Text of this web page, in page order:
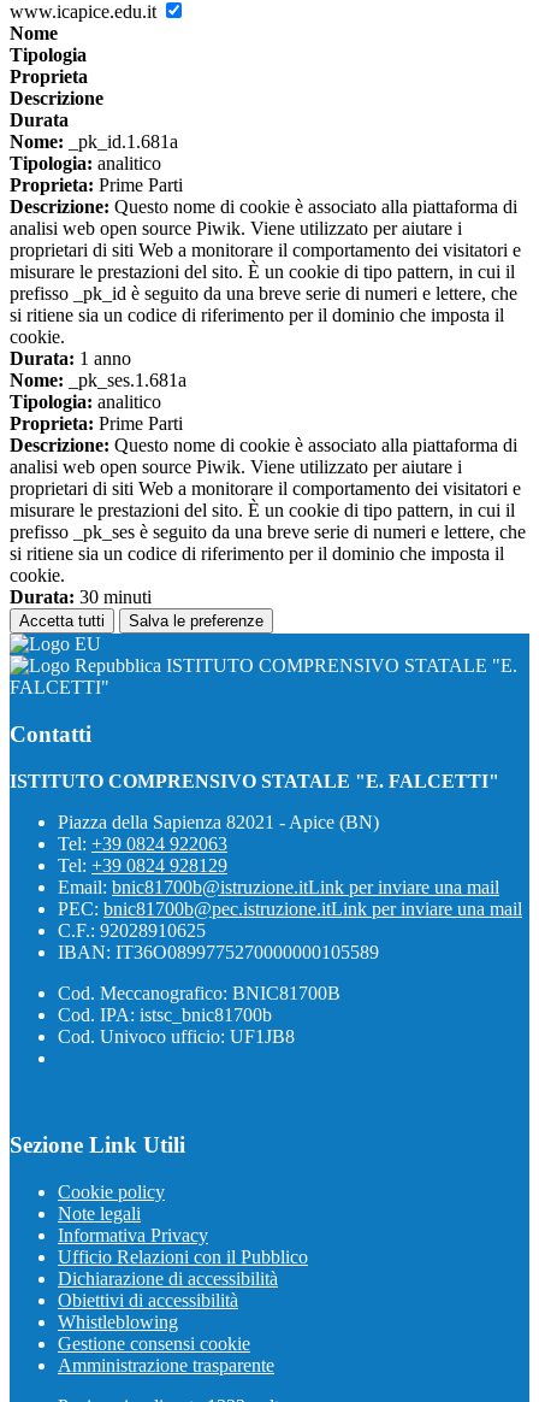
www.icapice.edu.it
Nome
Tipologia
Proprieta
Descrizione
Durata
Nome: _pk_id.1.681a
Tipologia: analitico
Proprieta: Prime Parti
Descrizione: Questo nome di cookie è associato alla piattaforma di
analisi web open source Piwik. Viene utilizzato per aiutare i
proprietari di siti Web a monitorare il comportamento dei visitatori e
misurare le prestazioni del sito. È un cookie di tipo pattern, in cui il
prefisso _pk_id è seguito da una breve serie di numeri e lettere, che
si ritiene sia un codice di riferimento per il dominio che imposta il
cookie.
Durata: 1 anno
Nome: _pk_ses.1.681a
Tipologia: analitico
Proprieta: Prime Parti
Descrizione: Questo nome di cookie è associato alla piattaforma di
analisi web open source Piwik. Viene utilizzato per aiutare i
proprietari di siti Web a monitorare il comportamento dei visitatori e
misurare le prestazioni del sito. È un cookie di tipo pattern, in cui il
prefisso _pk_ses è seguito da una breve serie di numeri e lettere, che
si ritiene sia un codice di riferimento per il dominio che imposta il
cookie.
Durata: 30 minuti
Accetta tutti Salva le preferenze
ISTITUTO COMPRENSIVO STATALE "E.
FALCETTI"
Contatti
ISTITUTO COMPRENSIVO STATALE "E. FALCETTI"
Piazza della Sapienza 82021 - Apice (BN)
Tel: +39 0824 922063
Tel: +39 0824 928129
Email: bnic81700b@istruzione.itLink per inviare una mail
PEC: bnic81700b@pec.istruzione.itLink per inviare una mail
C.F.: 92028910625
IBAN: IT36O0899775270000000105589
Cod. Meccanografico: BNIC81700B
Cod. IPA: istsc_bnic81700b
Cod. Univoco ufficio: UF1JB8
Sezione Link Utili
Cookie policy
Note legali
Informativa Privacy
Ufficio Relazioni con il Pubblico
Dichiarazione di accessibilità
Obiettivi di accessibilità
Whistleblowing
Gestione consensi cookie
Amministrazione trasparente